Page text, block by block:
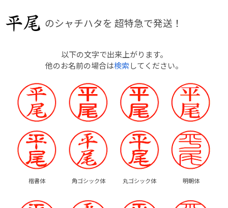
のシャチハタを 超特急で発送！
以下の文字で出来上がります。
他のお名前の場合は検索してください。
楷書体 角ゴシック体 丸ゴシック体 明朝体